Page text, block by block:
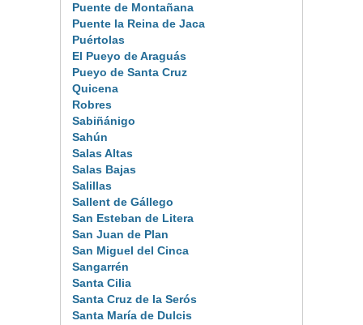
Puente de Montañana
Puente la Reina de Jaca
Puértolas
El Pueyo de Araguás
Pueyo de Santa Cruz
Quicena
Robres
Sabiñánigo
Sahún
Salas Altas
Salas Bajas
Salillas
Sallent de Gállego
San Esteban de Litera
San Juan de Plan
San Miguel del Cinca
Sangarrén
Santa Cilia
Santa Cruz de la Serós
Santa María de Dulcis